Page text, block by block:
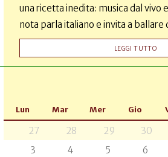
una ricetta inedita: musica dal vivo
nota parla italiano e invita a ballare
LEGGI TUTTO
Lun Mar Mer Gio
27 28 29 30
3
4 5 6